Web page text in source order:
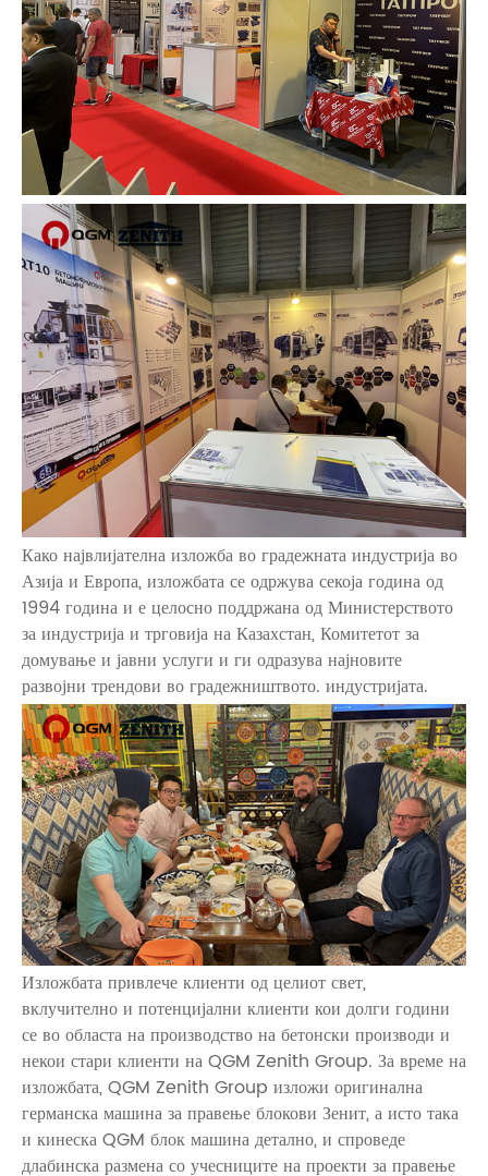
Како највлијателна изложба во градежната индустрија во
Азија и Европа, изложбата се одржува секоја година од
1994 година и е целосно поддржана од Министерството
за индустрија и трговија на Казахстан, Комитетот за
домување и јавни услуги и ги одразува најновите
развојни трендови во градежништвото. индустријата.
Изложбата привлече клиенти од целиот свет,
вклучително и потенцијални клиенти кои долги години
се во областа на производство на бетонски производи и
некои стари клиенти на QGM Zenith Group. За време на
изложбата, QGM Zenith Group изложи оригинална
германска машина за правење блокови Зенит, а исто така
и кинеска QGM блок машина детално, и спроведе
длабинска размена со учесниците на проекти за правење